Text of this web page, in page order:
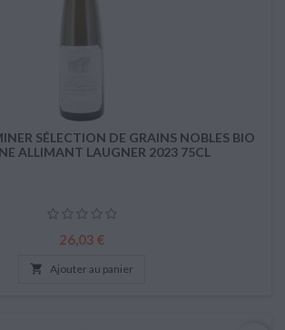
SÉLECTION DE GRAINS NOBLES BIO
ALLIMANT LAUGNER 2023 75CL
Prix
26,03 €
 Ajouter au panier